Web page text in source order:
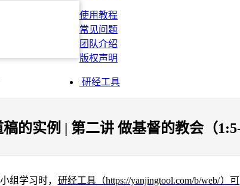
使用教程
常见问题
团队介绍
版权声明
研经工具
稿的实例 | 第二讲 做基督的教会（1:5-
组学习时， 研经工具（https://yanjingtool.com/b/web/）可